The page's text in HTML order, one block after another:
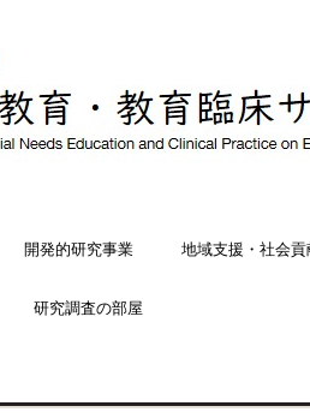
開発的研究事業 地域支援・社会貢
研究調査の部屋